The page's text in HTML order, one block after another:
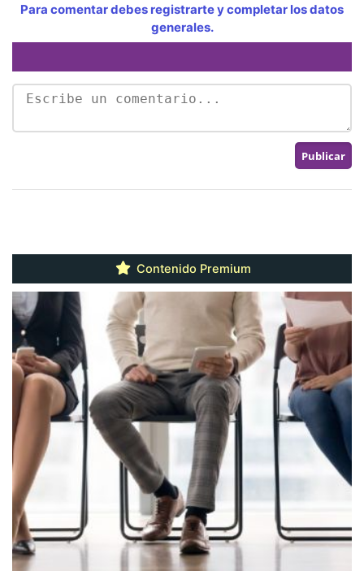
Para comentar debes registrarte y completar los datos
generales.
Contenido Premium